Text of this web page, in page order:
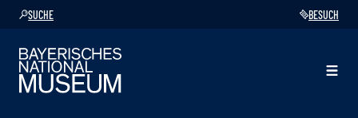
SUCHE BESUCH